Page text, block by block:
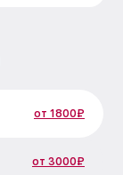
от 1800₽
от 3000₽